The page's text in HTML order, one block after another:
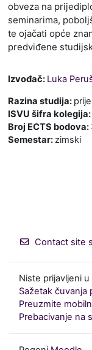
obveza na
seminarima,
te ojačati opće
predviđene
Izvođač: Luka
Razina studija:
ISVU šifra kolegija:
Broj ECTS bodova:
Semestar:zimski
Contact site
Niste prijavljeni
Sažetak čuvanja
Preuzmite
Prebacivanje na